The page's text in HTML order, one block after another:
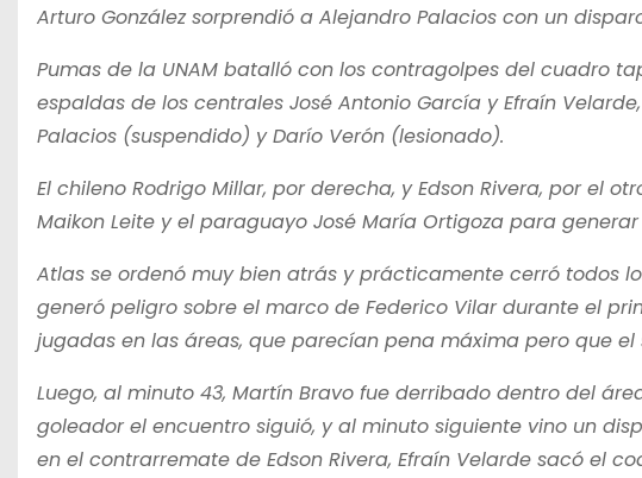
Arturo González sorprendió a Alejandro Palacios con un
Pumas de la UNAM batalló con los contragolpes del cuadro
espaldas de los centrales José Antonio García y Efraín
Palacios (suspendido) y Darío Verón (lesionado).
El chileno Rodrigo Millar, por derecha, y Edson Rivera, por el
Maikon Leite y el paraguayo José María Ortigoza para
Atlas se ordenó muy bien atrás y prácticamente cerró todos
generó peligro sobre el marco de Federico Vilar durante el
jugadas en las áreas, que parecían pena máxima pero que
Luego, al minuto 43, Martín Bravo fue derribado dentro del
goleador el encuentro siguió, y al minuto siguiente vino un
en el contrarremate de Edson Rivera, Efraín Velarde sacó el